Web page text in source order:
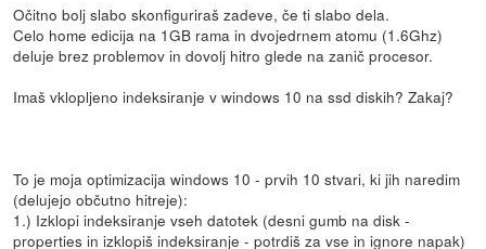
Očitno bolj slabo skonfiguriraš zadeve, če ti slabo dela.
Celo home edicija na 1GB rama in dvojedrnem atomu (1.6Ghz)
deluje brez problemov in dovolj hitro glede na zanič procesor.
Imaš vklopljeno indeksiranje v windows 10 na ssd diskih? Zakaj?
To je moja optimizacija windows 10 - prvih 10 stvari, ki jih naredim
(delujejo občutno hitreje):
1.) Izklopi indeksiranje vseh datotek (desni gumb na disk -
properties in izklopiš indeksiranje - potrdiš za vse in ignore napak)